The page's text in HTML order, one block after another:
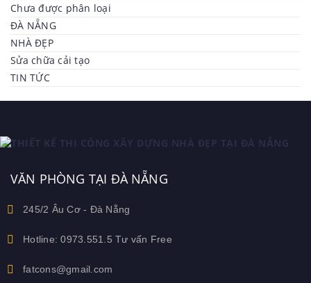
Chưa được phân loại
ĐÀ NẴNG
NHÀ ĐẸP
Sửa chữa cải tạo
TIN TỨC
VĂN PHÒNG TẠI ĐÀ NẴNG
245/2 Âu Cơ - Đà Nẵng
Hotline: 0973.551.5 Tư vấn Free
fatcons@gmail.com